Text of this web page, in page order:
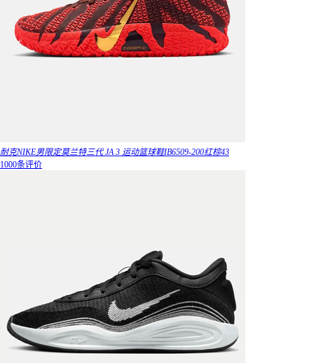
耐克NIKE男限定莫兰特三代 JA 3 运动篮球鞋IB6509-200红棕43
1000条评价